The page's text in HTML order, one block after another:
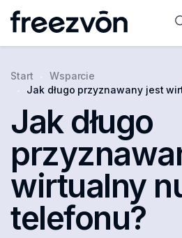
Start
Wsparcie
Jak długo przyznawany jest
Jak długo
wirtualny
telefonu?